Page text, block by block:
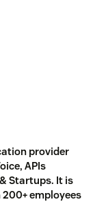
provider
APIs
Startups. It is
employees